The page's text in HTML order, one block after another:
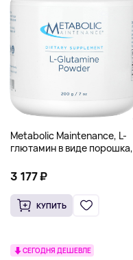
Metabolic Maintenance, L-
глютамин в виде порошка,
3 177 ₽
КУПИТЬ
СЕГОДНЯ ДЕШЕВЛЕ